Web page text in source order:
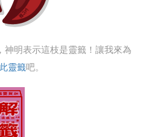
，神明表示這枝是靈籤！讓我來為
靈籤吧。